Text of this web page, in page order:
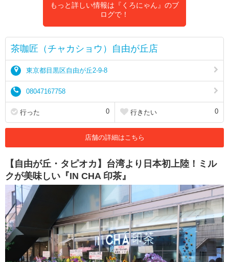
もっと詳しい情報は『くろにゃん』のブ
ログで！
茶咖匠（チャカショウ）自由が丘店
東京都目黒区自由が丘2-9-8
08047167758
行った 0 行きたい 0
店舗の詳細はこちら
【自由が丘・タピオカ】台湾より日本初上陸！ミル
クが美味しい『IN CHA 印茶』